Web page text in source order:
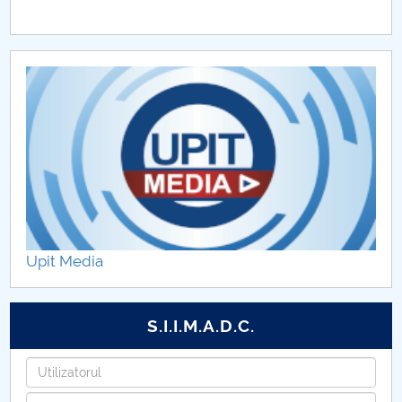
Hotărâri Senat 12 februarie 2016
Hotărâri Senat 4 martie 2016
Hotărâri Senat 21 martie 2016
Hotărâri Senat 11 aprilie 2016
Hotărâri Senat 18 aprilie 2016
Hotarari Senat din 21 iunie 2016
Hotărâri Senat din 29 iunie 2016
Upit Media
S.I.I.M.A.D.C.
Username